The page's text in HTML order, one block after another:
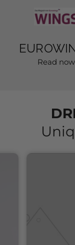
Read now